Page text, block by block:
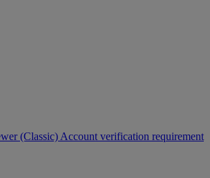
(Classic) Account verification requirement